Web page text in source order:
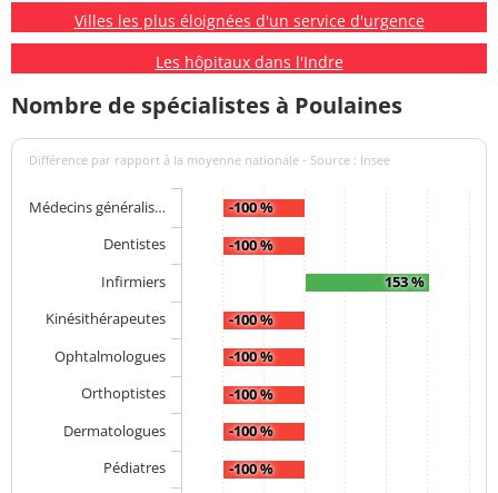
Villes les plus éloignées d'un service d'urgence
Les hôpitaux dans l'Indre
Nombre de spécialistes à Poulaines
Différence par rapport à la moyenne nationale - Source : Insee
-100 %
-100 %
153 %
-100 %
-100 %
-100 %
-100 %
-100 %
Médecins généralis…
Dentistes
Infirmiers
Kinésithérapeutes
Ophtalmologues
Orthoptistes
Dermatologues
Pédiatres